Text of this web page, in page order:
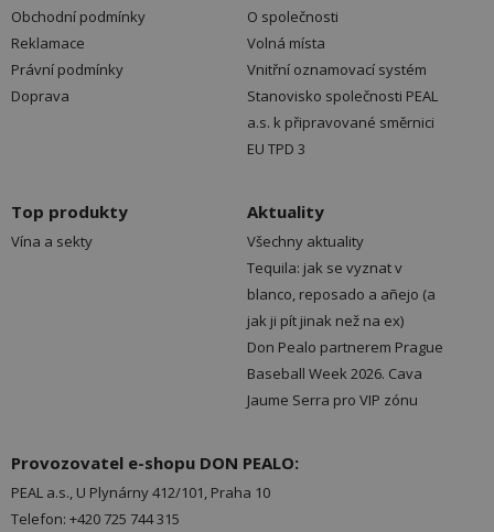
Obchodní podmínky
Reklamace
Právní podmínky
Doprava
O společnosti
Volná místa
Vnitřní oznamovací systém
Stanovisko společnosti PEAL
a.s. k připravované směrnici
EU TPD 3
Top produkty
Vína a sekty
Aktuality
Všechny aktuality
Tequila: jak se vyznat v
blanco, reposado a añejo (a
jak ji pít jinak než na ex)
Don Pealo partnerem Prague
Baseball Week 2026. Cava
Jaume Serra pro VIP zónu
Provozovatel e-shopu DON PEALO:
PEAL a.s., U Plynárny 412/101, Praha 10
Telefon: +420 725 744 315